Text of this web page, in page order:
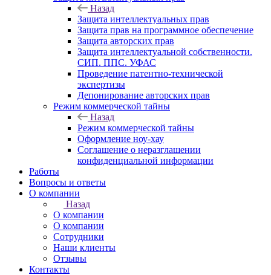
Назад
Защита интеллектуальных прав
Защита прав на программное обеспечение
Защита авторских прав
Защита интеллектуальной собственности.
СИП. ППС. УФАС
Проведение патентно-технической
экспертизы
Депонирование авторских прав
Режим коммерческой тайны
Назад
Режим коммерческой тайны
Оформление ноу-хау
Соглашение о неразглашении
конфиденциальной информации
Работы
Вопросы и ответы
О компании
Назад
О компании
О компании
Сотрудники
Наши клиенты
Отзывы
Контакты